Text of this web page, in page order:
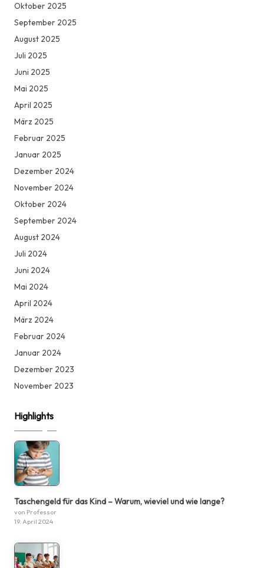
Oktober 2025
September 2025
August 2025
Juli 2025
Juni 2025
Mai 2025
April 2025
März 2025
Februar 2025
Januar 2025
Dezember 2024
November 2024
Oktober 2024
September 2024
August 2024
Juli 2024
Juni 2024
Mai 2024
April 2024
März 2024
Februar 2024
Januar 2024
Dezember 2023
November 2023
Highlights
Taschengeld für das Kind – Warum, wieviel und wie lange?
von Professor
19. April 2024